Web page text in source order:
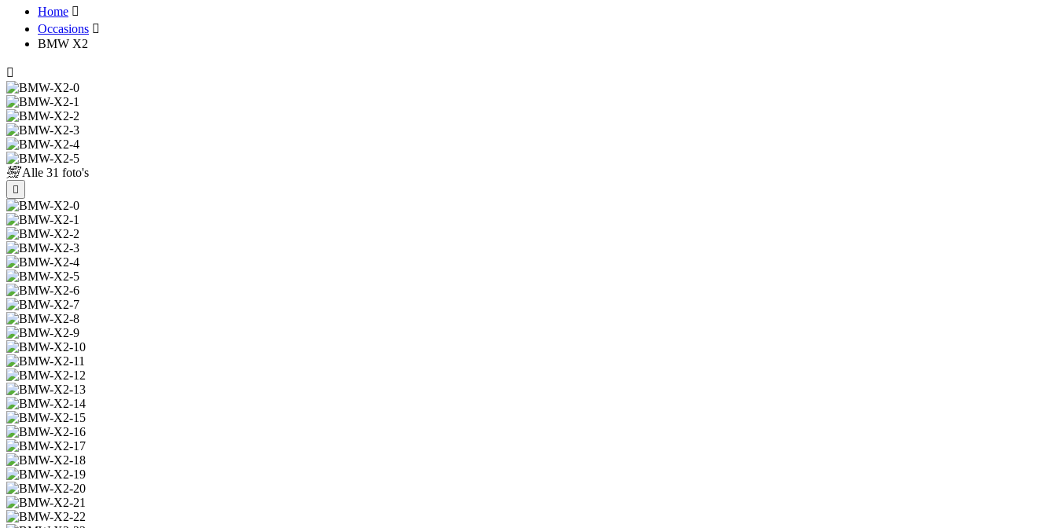
Home
Occasions
BMW X2
Alle 31 foto's